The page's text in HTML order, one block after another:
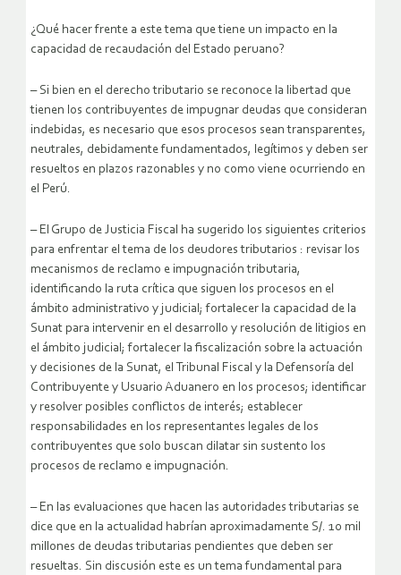
¿Qué hacer frente a este tema que tiene un impacto en la
capacidad de recaudación del Estado peruano?
– Si bien en el derecho tributario se reconoce la libertad que
tienen los contribuyentes de impugnar deudas que consideran
indebidas, es necesario que esos procesos sean transparentes,
neutrales, debidamente fundamentados, legítimos y deben ser
resueltos en plazos razonables y no como viene ocurriendo en
el Perú.
– El Grupo de Justicia Fiscal ha sugerido los siguientes criterios
para enfrentar el tema de los deudores tributarios : revisar los
mecanismos de reclamo e impugnación tributaria,
identificando la ruta crítica que siguen los procesos en el
ámbito administrativo y judicial; fortalecer la capacidad de la
Sunat para intervenir en el desarrollo y resolución de litigios en
el ámbito judicial; fortalecer la fiscalización sobre la actuación
y decisiones de la Sunat, el Tribunal Fiscal y la Defensoría del
Contribuyente y Usuario Aduanero en los procesos; identificar
y resolver posibles conflictos de interés; establecer
responsabilidades en los representantes legales de los
contribuyentes que solo buscan dilatar sin sustento los
procesos de reclamo e impugnación.
– En las evaluaciones que hacen las autoridades tributarias se
dice que en la actualidad habrían aproximadamente S/. 10 mil
millones de deudas tributarias pendientes que deben ser
resueltas. Sin discusión este es un tema fundamental para